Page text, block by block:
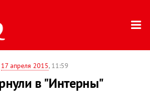
17 апреля 2015, 11:59
в "Интерны"